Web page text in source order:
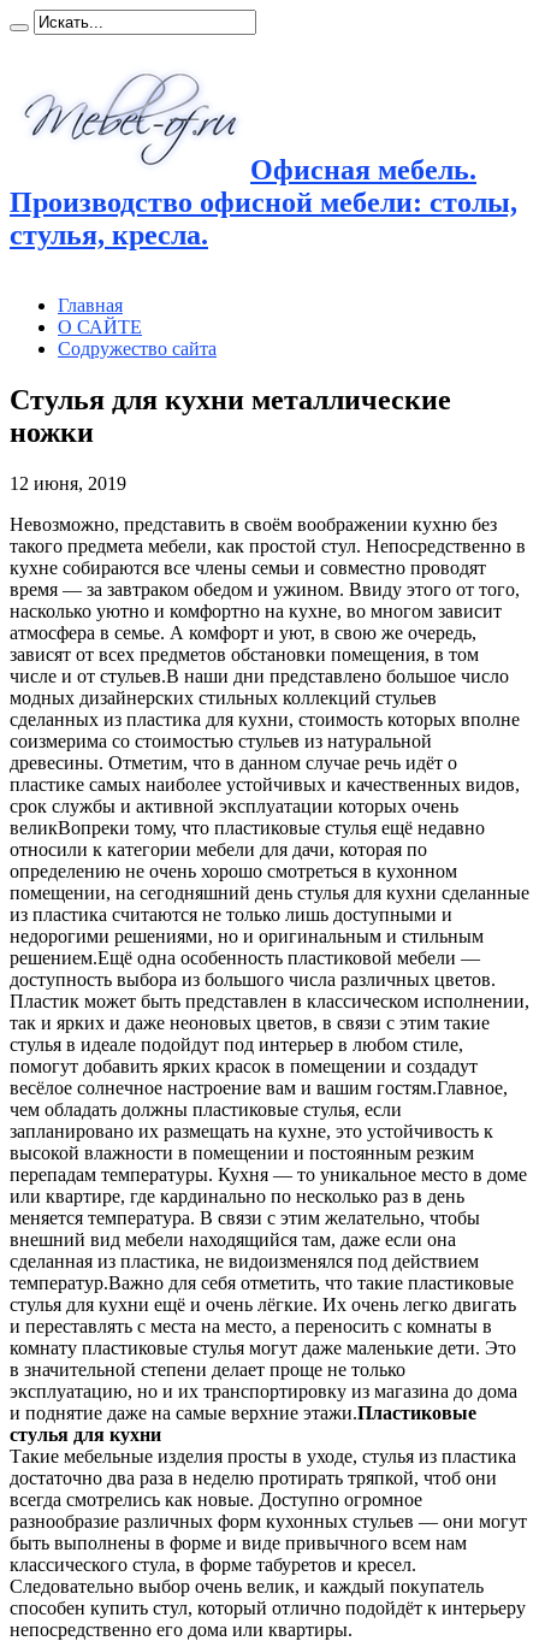
Офисная мебель.
Производство офисной мебели: столы,
стулья, кресла.
Главная
О САЙТЕ
Содружество сайта
Стулья для кухни металлические
ножки
12 июня, 2019
Невозможно, представить в своём воображении кухню без
такого предмета мебели, как простой стул. Непосредственно в
кухне собираются все члены семьи и совместно проводят
время — за завтраком обедом и ужином. Ввиду этого от того,
насколько уютно и комфортно на кухне, во многом зависит
атмосфера в семье. А комфорт и уют, в свою же очередь,
зависят от всех предметов обстановки помещения, в том
числе и от стульев.В наши дни представлено большое число
модных дизайнерских стильных коллекций стульев
сделанных из пластика для кухни, стоимость которых вполне
соизмерима со стоимостью стульев из натуральной
древесины. Отметим, что в данном случае речь идёт о
пластике самых наиболее устойчивых и качественных видов,
срок службы и активной эксплуатации которых очень
великВопреки тому, что пластиковые стулья ещё недавно
относили к категории мебели для дачи, которая по
определению не очень хорошо смотреться в кухонном
помещении, на сегодняшний день стулья для кухни сделанные
из пластика считаются не только лишь доступными и
недорогими решениями, но и оригинальным и стильным
решением.Ещё одна особенность пластиковой мебели —
доступность выбора из большого числа различных цветов.
Пластик может быть представлен в классическом исполнении,
так и ярких и даже неоновых цветов, в связи с этим такие
стулья в идеале подойдут под интерьер в любом стиле,
помогут добавить ярких красок в помещении и создадут
весёлое солнечное настроение вам и вашим гостям.Главное,
чем обладать должны пластиковые стулья, если
запланировано их размещать на кухне, это устойчивость к
высокой влажности в помещении и постоянным резким
перепадам температуры. Кухня — то уникальное место в доме
или квартире, где кардинально по несколько раз в день
меняется температура. В связи с этим желательно, чтобы
внешний вид мебели находящийся там, даже если она
сделанная из пластика, не видоизменялся под действием
температур.Важно для себя отметить, что такие пластиковые
стулья для кухни ещё и очень лёгкие. Их очень легко двигать
и переставлять с места на место, а переносить с комнаты в
комнату пластиковые стулья могут даже маленькие дети. Это
в значительной степени делает проще не только
эксплуатацию, но и их транспортировку из магазина до дома
и поднятие даже на самые верхние этажи.Пластиковые
стулья для кухни
Такие мебельные изделия просты в уходе, стулья из пластика
достаточно два раза в неделю протирать тряпкой, чтоб они
всегда смотрелись как новые. Доступно огромное
разнообразие различных форм кухонных стульев — они могут
быть выполнены в форме и виде привычного всем нам
классического стула, в форме табуретов и кресел.
Следовательно выбор очень велик, и каждый покупатель
способен купить стул, который отлично подойдёт к интерьеру
непосредственно его дома или квартиры.